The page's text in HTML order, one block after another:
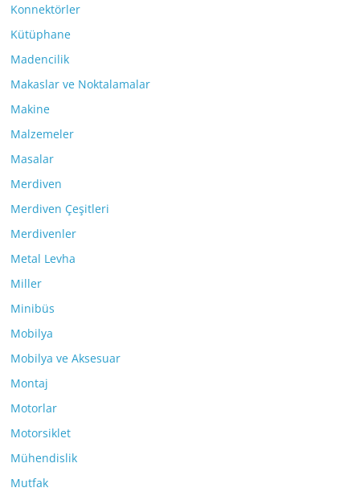
Konnektörler
Kütüphane
Madencilik
Makaslar ve Noktalamalar
Makine
Malzemeler
Masalar
Merdiven
Merdiven Çeşitleri
Merdivenler
Metal Levha
Miller
Minibüs
Mobilya
Mobilya ve Aksesuar
Montaj
Motorlar
Motorsiklet
Mühendislik
Mutfak